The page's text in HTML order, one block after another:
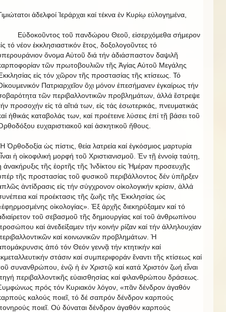
ἀδελφοί Ἱεράρχαι καί τέκνα ἐν Κυρίῳ εὐλογημένα,
τοῦ πανδώρου Θεοῦ, εἰσερχόμεθα σήμερον
τό νέον ἐκκλησιαστικόν ἔτος, δοξολογοῦντες τό
ὄνομα Αὐτοῦ διά τήν ἀδιάσπαστον δαψιλῆ
τῶν πρωτοβουλιῶν τῆς Ἁγίας Αὐτοῦ Μεγάλης
εἰς τόν χῶρον τῆς προστασίας τῆς κτίσεως. Τό
Πατριαρχεῖον ὄχι μόνον ἐπεσήμανεν ἐγκαίρως τήν
τῶν περιβαλλοντικῶν προβλημάτων, ἀλλά ἔστρεψε
προσοχήν εἰς τά αἴτιά των, εἰς τάς ἐσωτερικάς, πνευματικάς
ἠθικάς καταβολάς των, καί προέτεινε λύσεις ἐπί τῇ βάσει τοῦ
ευχαριστιακοῦ καί ἀσκητικοῦ ἤθους.
Ὀρθοδοξία ὡς πίστις, θεία λατρεία καί ἐγκόσμιος μαρτυρία
ἡ οἰκοφιλική μορφή τοῦ Χριστιανισμοῦ. Ἐν τῇ ἐννοίᾳ ταύτῃ,
ἀνακήρυξις τῆς ἑορτῆς τῆς Ἰνδίκτου εἰς Ἡμέραν προσευχῆς
τῆς προστασίας τοῦ φυσικοῦ περιβάλλοντος δέν ὑπῆρξεν
ἀντίδρασις εἰς τήν σύγχρονον οἰκολογικήν κρίσιν, ἀλλά
καί προέκτασις τῆς ζωῆς τῆς Ἐκκλησίας ὡς
οἰκολογίας». Ἐξ ἀρχῆς διεκηρύξαμεν καί τό
τοῦ σεβασμοῦ τῆς δημιουργίας καί τοῦ ἀνθρωπίνου
καί ἀνεδείξαμεν τήν κοινήν ρίζαν καί τήν ἀλληλουχίαν
καί κοινωνικῶν προβλημάτων. Ἡ
ἀπό τόν Θεόν γεννᾷ τήν κτητικήν καί
στάσιν καί συμπεριφοράν ἔναντι τῆς κτίσεως καί
συνανθρώπου, ἐνῷ ἡ ἐν Χριστῷ καί κατά Χριστόν ζωή εἶναι
περιβαλλοντικῆς εὐαισθησίας καί φιλανθρώπου δράσεως.
πρός τόν Κυριακόν λόγον, «πᾶν δένδρον ἀγαθόν
καλούς ποιεῖ, τό δέ σαπρόν δένδρον καρπούς
ποιεῖ. Οὐ δύναται δένδρον ἀγαθόν καρπούς